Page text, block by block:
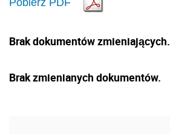
Brak dokumentów zmieniających.
Brak zmienianych dokumentów.